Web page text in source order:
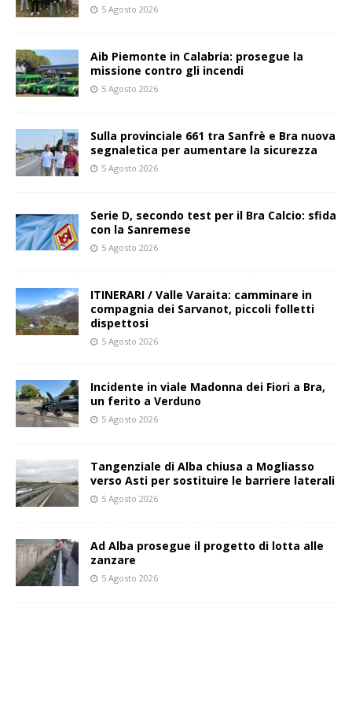
5 Agosto 2026
Aib Piemonte in Calabria: prosegue la
missione contro gli incendi
5 Agosto 2026
Sulla provinciale 661 tra Sanfrè e Bra nuova
segnaletica per aumentare la sicurezza
5 Agosto 2026
Serie D, secondo test per il Bra Calcio: sfida
con la Sanremese
5 Agosto 2026
ITINERARI / Valle Varaita: camminare in
compagnia dei Sarvanot, piccoli folletti
dispettosi
5 Agosto 2026
Incidente in viale Madonna dei Fiori a Bra,
un ferito a Verduno
5 Agosto 2026
Tangenziale di Alba chiusa a Mogliasso
verso Asti per sostituire le barriere laterali
5 Agosto 2026
Ad Alba prosegue il progetto di lotta alle
zanzare
5 Agosto 2026